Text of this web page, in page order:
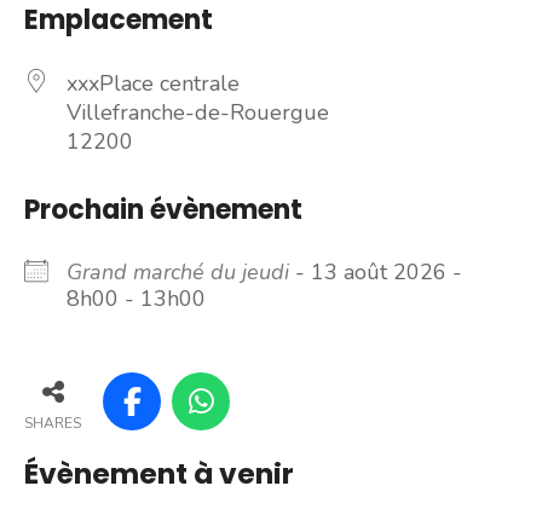
Emplacement
xxxPlace centrale
Villefranche-de-Rouergue
12200
Prochain évènement
Grand marché du jeudi - 13 août 2026 -
8h00 - 13h00
SHARES
Évènement à venir